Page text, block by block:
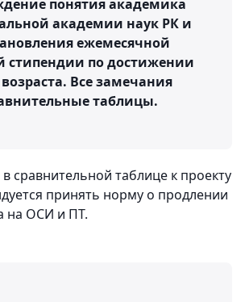
понятия академика
академии наук РК и
ежемесячной
стипендии по достижении
Все замечания
таблицы.
в сравнительной таблице к проекту
принять норму о продлении
на ОСИ и ПТ.